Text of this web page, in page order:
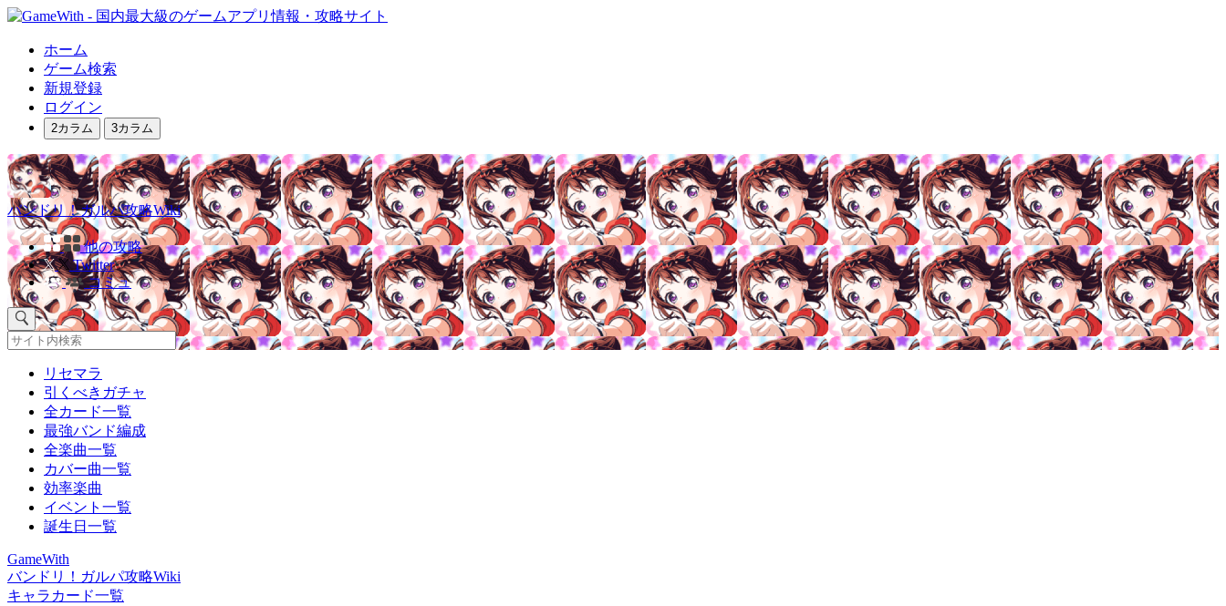
ホーム
ゲーム検索
新規登録
ログイン
2カラム 3カラム
バンドリ！ガルパ攻略Wiki
他の攻略
Twitter
コミュ
リセマラ
引くべきガチャ
全カード一覧
最強バンド編成
全楽曲一覧
カバー曲一覧
効率楽曲
イベント一覧
誕生日一覧
GameWith
バンドリ！ガルパ攻略Wiki
キャラカード一覧